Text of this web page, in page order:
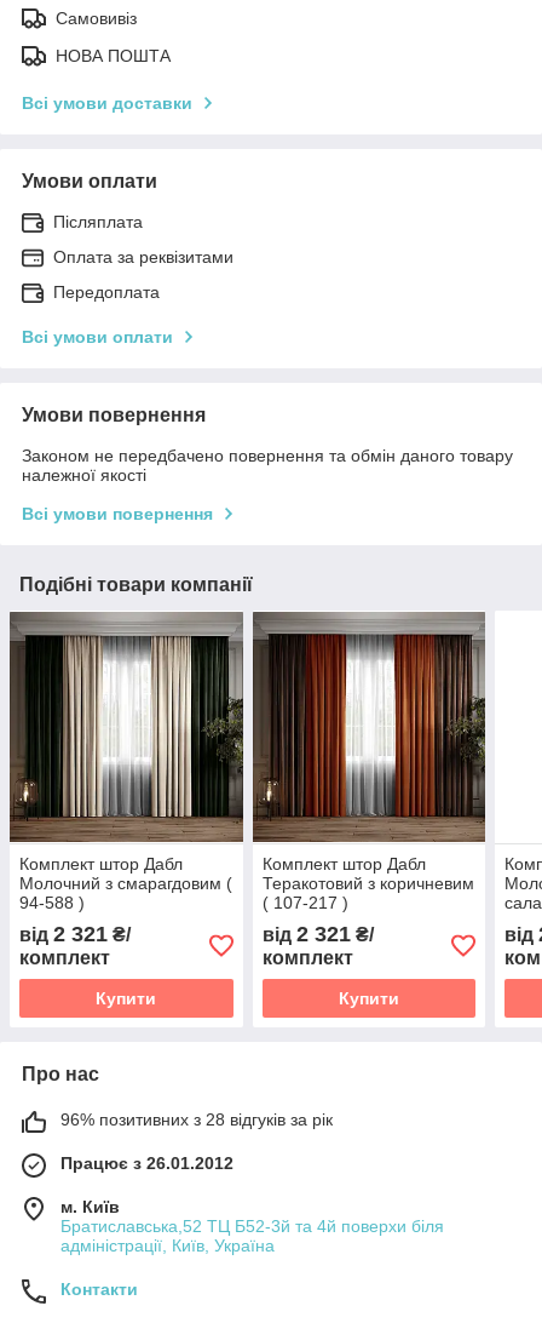
Самовивіз
НОВА ПОШТА
Всі умови доставки
Умови оплати
Післяплата
Оплата за реквізитами
Передоплата
Всі умови оплати
Умови повернення
Законом не передбачено повернення та обмін даного товару
належної якості
Всі умови повернення
Подібні товари компанії
Комплект штор Дабл
Молочний з смарагдовим (
94-588 )
від 2 321 ₴/
комплект
Купити
Комплект штор Дабл
Теракотовий з коричневим
( 107-217 )
від 2 321₴/
комплект
Купити
від
Про нас
96% позитивних з 28 відгуків за рік
Працює з 26.01.2012
м. Київ
Братиславська,52 ТЦ Б52-3й та 4й поверхи біля
адміністрації, Київ, Україна
Контакти